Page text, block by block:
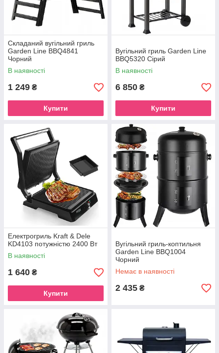
Складаний вугільний гриль
Garden Line BBQ4841
Чорний
В наявності
1 249 ₴
Купити
Вугільний гриль Garden Line
BBQ5320 Сірий
В наявності
6 850 ₴
Купити
Електрогриль Kraft & Dele
KD4103 потужністю 2400 Вт
В наявності
1 640 ₴
Купити
Вугільний гриль-коптильня
Garden Line BBQ1004
Чорний
Немає в наявності
2 435 ₴